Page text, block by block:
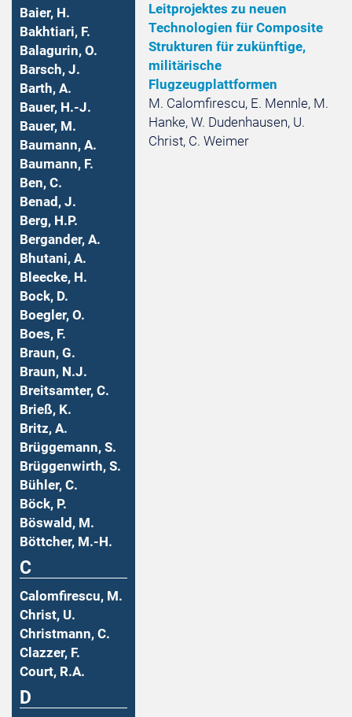
Baier, H.
Bakhtiari, F.
Balagurin, O.
Barsch, J.
Barth, A.
Bauer, H.-J.
Bauer, M.
Baumann, A.
Baumann, F.
Ben, C.
Benad, J.
Berg, H.P.
Bergander, A.
Bhutani, A.
Bleecke, H.
Bock, D.
Boegler, O.
Boes, F.
Braun, G.
Braun, N.J.
Breitsamter, C.
Brieß, K.
Britz, A.
Brüggemann, S.
Brüggenwirth, S.
Bühler, C.
Böck, P.
Böswald, M.
Böttcher, M.-H.
C
Calomfirescu, M.
Christ, U.
Christmann, C.
Clazzer, F.
Court, R.A.
D
Leitprojektes zu neuen
Technologien für Composite
Strukturen für zukünftige,
militärische
Flugzeugplattformen
M. Calomfirescu, E. Mennle, M.
Hanke, W. Dudenhausen, U.
Christ, C. Weimer